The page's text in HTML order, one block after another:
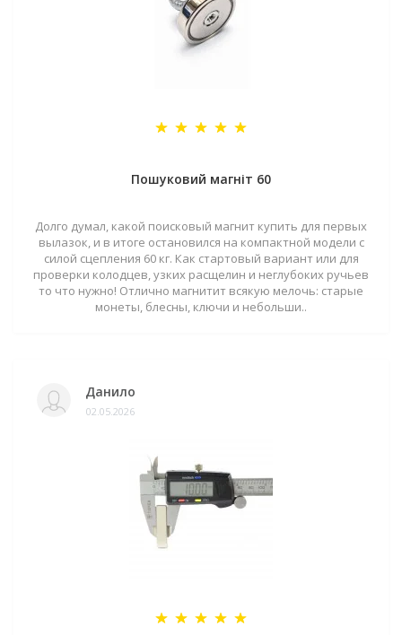
Пошуковий магніт 60
Долго думал, какой поисковый магнит купить для первых
вылазок, и в итоге остановился на компактной модели с
силой сцепления 60 кг. Как стартовый вариант или для
проверки колодцев, узких расщелин и неглубоких ручьев
то что нужно! Отлично магнитит всякую мелочь: старые
монеты, блесны, ключи и небольши..
Данило
02.05.2026